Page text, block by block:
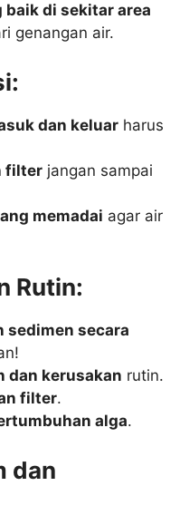
baik di sekitar area
genangan air.
dan keluar harus
filter jangan sampai
memadai agar air
Rutin:
sedimen secara
dan kerusakan rutin.
filter.
alga.
dan